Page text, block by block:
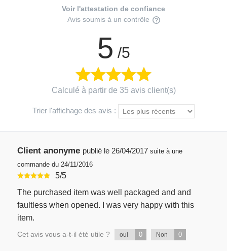
Voir l'attestation de confiance
Avis soumis à un contrôle
5 /5
Calculé à partir de 35 avis client(s)
Trier l'affichage des avis :
Client anonyme publié le 26/04/2017 suite à une
commande du 24/11/2016
5/5
The purchased item was well packaged and and
faultless when opened. I was very happy with this
item.
Cet avis vous a-t-il été utile ? oui 0 Non 0